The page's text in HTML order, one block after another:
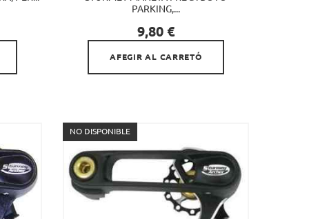
PARKING,...
Preu
9,80 €

AFEGIR AL CARRETÓ
NO DISPONIBLE